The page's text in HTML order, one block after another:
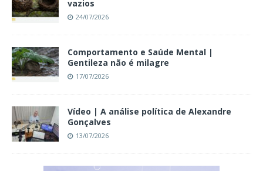
vazios
24/07/2026
Comportamento e Saúde Mental |
Gentileza não é milagre
17/07/2026
Vídeo | A análise política de Alexandre
Gonçalves
13/07/2026